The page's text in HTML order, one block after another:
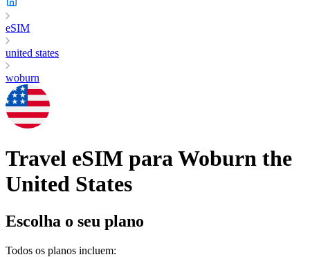
eSIM
united states
woburn
Travel eSIM paraWoburn the
United States
Escolha o seu plano
Todos os planos incluem: